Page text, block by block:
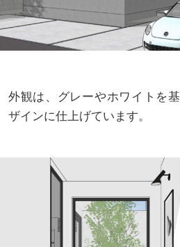
外観は、グレーやホワイトを
ザインに仕上げています。